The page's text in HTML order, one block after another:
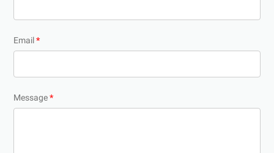
Email *
Message*